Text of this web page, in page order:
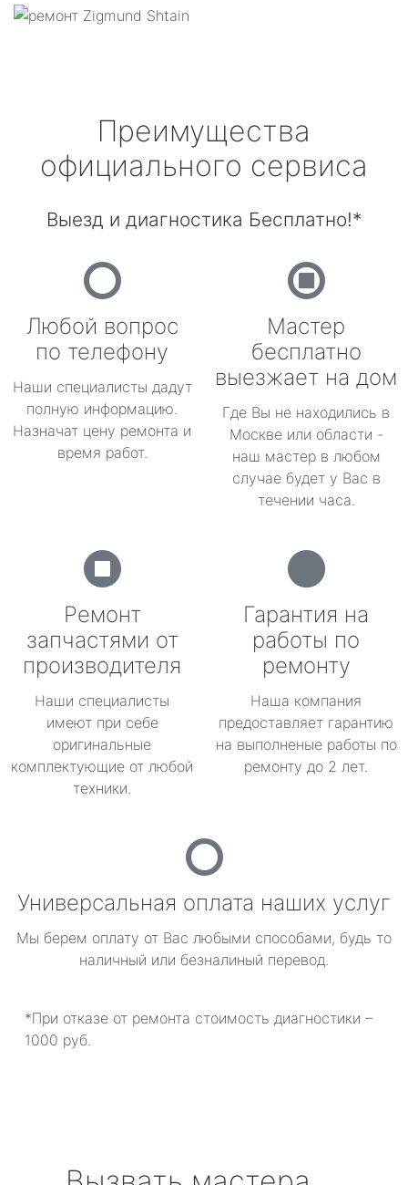
Преимущества
официального сервиса
Выезд и диагностика Бесплатно!*
Любой вопрос
по телефону
Наши специалисты дадут
полную информацию.
Назначат цену ремонта и
время работ.
Мастер
бесплатно
выезжает на дом
Где Вы не находились в
Москве или области -
наш мастер в любом
случае будет у Вас в
течении часа.
Ремонт
запчастями от
производителя
Наши специалисты
имеют при себе
оригинальные
комплектующие от любой
техники.
Гарантия на
работы по
ремонту
Наша компания
предоставляет гарантию
на выполненые работы по
ремонту до 2 лет.
Универсальная оплата наших услуг
Мы берем оплату от Вас любыми способами, будь то
наличный или безналиный перевод.
*При отказе от ремонта стоимость диагностики –
1000 руб.